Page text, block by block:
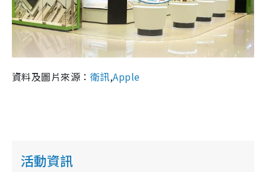
資料及圖片來源： 衛訊,Apple
活動資訊